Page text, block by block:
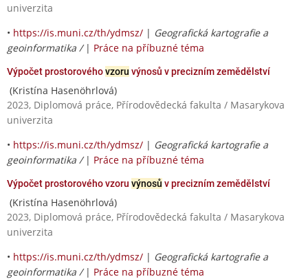
univerzita
• https://is.muni.cz/th/ydmsz/ | Geografická kartografie a
geoinformatika / | Práce na příbuzné téma
Výpočet prostorovéhovzoru výnosů v precizním zemědělství
(Kristína Hasenöhrlová)
2023, Diplomová práce, Přírodovědecká fakulta / Masarykova
univerzita
• https://is.muni.cz/th/ydmsz/ | Geografická kartografie a
geoinformatika / | Práce na příbuzné téma
Výpočet prostorového vzoru výnosů v precizním zemědělství
(Kristína Hasenöhrlová)
2023, Diplomová práce, Přírodovědecká fakulta / Masarykova
univerzita
• https://is.muni.cz/th/ydmsz/ | Geografická kartografie a
geoinformatika / | Práce na příbuzné téma